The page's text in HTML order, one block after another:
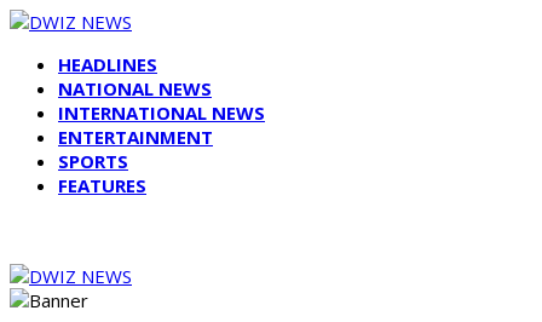
HEADLINES
NATIONAL NEWS
INTERNATIONAL NEWS
ENTERTAINMENT
SPORTS
FEATURES